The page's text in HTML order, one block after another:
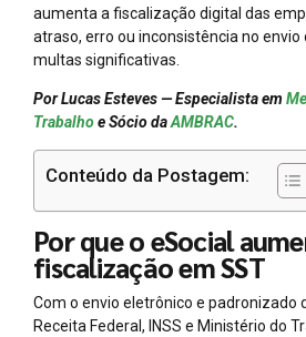
aumenta a fiscalização digital das
atraso, erro ou inconsistência no
multas significativas.
Por Lucas Esteves — Especialista em
Trabalhoe Sócio daAMBRAC.
Conteúdo da Postagem:
Por que o eSocial
fiscalização em SST
Com o envio eletrônico e padronizado
Receita Federal, INSS e Ministério do